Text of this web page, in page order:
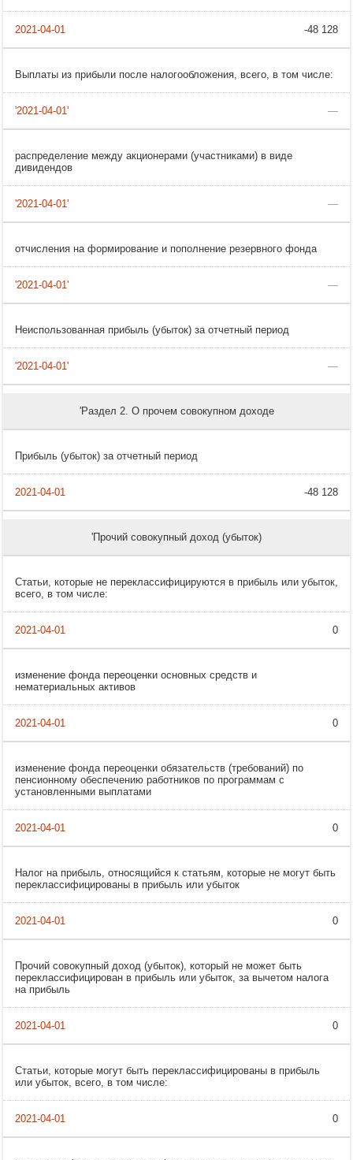
-48 128
Выплаты из прибыли после налогообложения, всего, в том числе:
—
распределение между акционерами (участниками) в виде
дивидендов
—
отчисления на формирование и пополнение резервного фонда
—
Неиспользованная прибыль (убыток) за отчетный период
—
'Раздел 2. О прочем совокупном доходе
Прибыль (убыток) за отчетный период
-48 128
'Прочий совокупный доход (убыток)
Статьи, которые не переклассифицируются в прибыль или убыток,
всего, в том числе:
0
изменение фонда переоценки основных средств и
нематериальных активов
0
изменение фонда переоценки обязательств (требований) по
пенсионному обеспечению работников по программам с
установленными выплатами
0
Налог на прибыль, относящийся к статьям, которые не могут быть
переклассифицированы в прибыль или убыток
0
Прочий совокупный доход (убыток), который не может быть
переклассифицирован в прибыль или убыток, за вычетом налога
на прибыль
0
Статьи, которые могут быть переклассифицированы в прибыль
или убыток, всего, в том числе:
0